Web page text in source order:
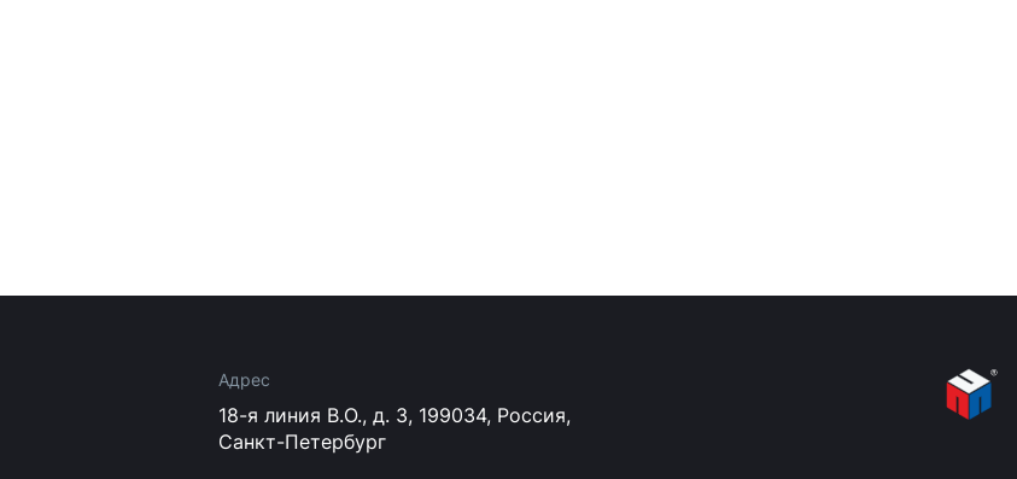
Адрес
18-я линия В.О., д. 3, 199034, Россия,
Санкт-Петербург